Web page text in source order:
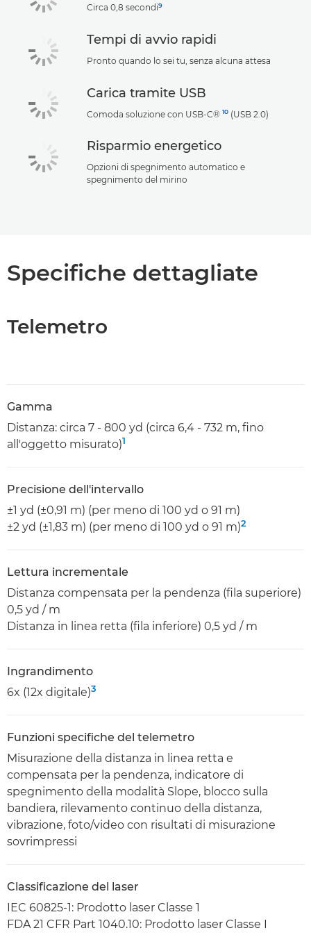
Circa 0,8 secondi9
Tempi di avvio rapidi
Pronto quando lo sei tu, senza alcuna attesa
Carica tramite USB
Comoda soluzione con USB-C® 10 (USB 2.0)
Risparmio energetico
Opzioni di spegnimento automatico e
spegnimento del mirino
Specifiche dettagliate
Telemetro
Gamma
Distanza: circa 7 - 800 yd (circa 6,4 - 732 m, fino
all'oggetto misurato)1
Precisione dell'intervallo
±1 yd (±0,91 m) (per meno di 100 yd o 91 m)
±2 yd (±1,83 m) (per meno di 100 yd o 91 m)2
Lettura incrementale
Distanza compensata per la pendenza (fila superiore)
0,5 yd / m
Distanza in linea retta (fila inferiore) 0,5 yd / m
Ingrandimento
6x (12x digitale)3
Funzioni specifiche del telemetro
Misurazione della distanza in linea retta e
compensata per la pendenza, indicatore di
spegnimento della modalità Slope, blocco sulla
bandiera, rilevamento continuo della distanza,
vibrazione, foto/video con risultati di misurazione
sovrimpressi
Classificazione del laser
IEC 60825-1: Prodotto laser Classe 1
FDA 21 CFR Part 1040.10: Prodotto laser Classe I